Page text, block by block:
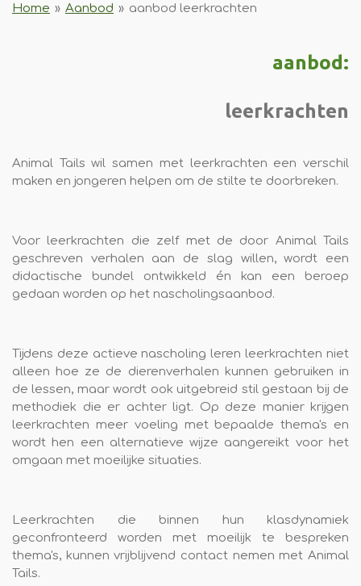
Home » Aanbod » aanbod leerkrachten
aanbod:
leerkrachten
Animal Tails wil samen met leerkrachten een verschil
maken en jongeren helpen om de stilte te doorbreken.
Voor leerkrachten die zelf met de door Animal Tails
geschreven verhalen aan de slag willen, wordt een
didactische bundel ontwikkeld én kan een beroep
gedaan worden op het nascholingsaanbod.
Tijdens deze actieve nascholing leren leerkrachten niet
alleen hoe ze de dierenverhalen kunnen gebruiken in
de lessen, maar wordt ook uitgebreid stil gestaan bij de
methodiek die er achter ligt. Op deze manier krijgen
leerkrachten meer voeling met bepaalde thema's en
wordt hen een alternatieve wijze aangereikt voor het
omgaan met moeilijke situaties.
Leerkrachten die binnen hun klasdynamiek
geconfronteerd worden met moeilijk te bespreken
thema's, kunnen vrijblijvend contact nemen met Animal
Tails.